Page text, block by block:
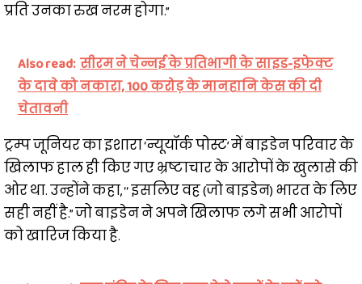
प्रति उनका रुख नरम होगा.”
Also read: सीरम ने चेन्नई के प्रतिभागी के साइड-इफेक्ट
के दावे को नकारा, 100 करोड़ के मानहानि केस की दी
चेतावनी
ट्रम्प जूनियर का इशारा ‘न्यूयॉर्क पोस्ट’ में बाइडेन परिवार के
खिलाफ हाल ही किए गए भ्रष्टाचार के आरोपों के खुलासे की
ओर था. उन्होंने कहा, ‘‘ इसलिए वह (जो बाइडेन) भारत के लिए
सही नहीं है.” जो बाइडेन ने अपने खिलाफ लगे सभी आरोपों
को खारिज किया है.